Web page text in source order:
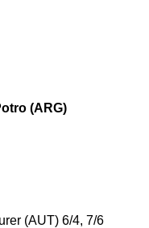
(ARG)
(AUT) 6/4, 7/6